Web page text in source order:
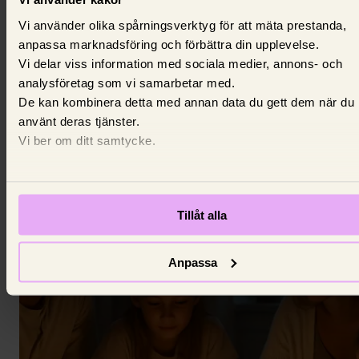
Vi använder olika spårningsverktyg för att mäta prestanda,
anpassa marknadsföring och förbättra din upplevelse.
Vi delar viss information med sociala medier, annons- och
analysföretag som vi samarbetar med.
De kan kombinera detta med annan data du gett dem när du
använt deras tjänster.
Vi ber om ditt samtycke.
Tillåt alla
Anpassa
Om el
Fast eller rörligt elpris – så mycket
kan du spara på att välja rätt avtal
Väljer du fast eller rörligt elpris? Ditt val kan göra
skillnader för plånboken.
8 maj 2025,Wilma Björlin